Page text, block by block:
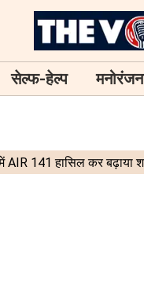
सेल्फ-हेल्प मनोरंजन